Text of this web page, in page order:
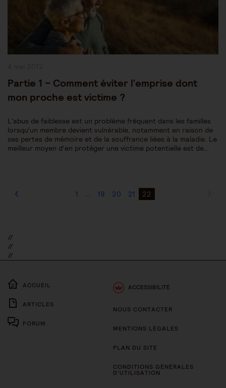
Partie 1 – Comment éviter l’emprise dont
mon proche est victime ?
L'abus de faiblesse est un problème fréquent dans les familles
lorsqu’un membre devient vulnérable, notamment en raison de
ses pertes de mémoire et de la souffrance liées à la maladie. Le
meilleur moyen d’en protéger une victime potentielle est de…
1 … 19 20 21 22
//
//
//
ACCUEIL
ARTICLES
FORUM
ACCESSIBILITÉ
NOUS CONTACTER
MENTIONS LÉGALES
PLAN DU SITE
CONDITIONS GÉNÉRALES
D’UTILISATION